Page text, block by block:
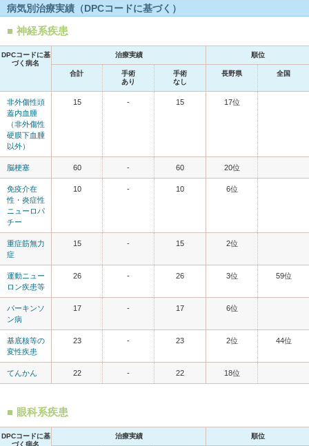
病気別治療実績（DPCコードに基づく）
神経系疾患
DPCコードに基
づく病名
治療実績 順位
合計
手術
あり
手術
なし
長野県 全国
非外傷性頭
蓋内血腫
（非外傷性
硬膜下血腫
以外）
15 - 15 17位
脳梗塞 60 - 60 20位
免疫介在
性・炎症性
ニューロパ
チー
10 - 10 6位
重症筋無力
症
15 - 15 2位
運動ニュー
ロン疾患等
26 - 26 3位 59位
パーキンソ
ン病
17 - 17 6位
基底核等の
変性疾患
23 - 23 2位 44位
てんかん 22 - 22 18位
眼科系疾患
DPCコードに基
づく病名
治療実績 順位